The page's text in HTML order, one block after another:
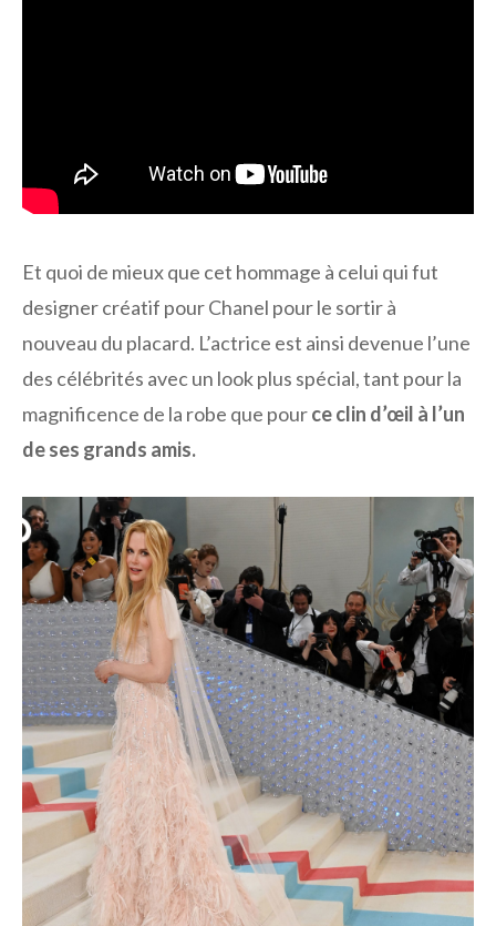
Et quoi de mieux que cet hommage à celui qui fut
designer créatif pour Chanel pour le sortir à
nouveau du placard. L’actrice est ainsi devenue l’une
des célébrités avec un look plus spécial, tant pour la
magnificence de la robe que pource clin d’œil à l’un
de ses grands amis.